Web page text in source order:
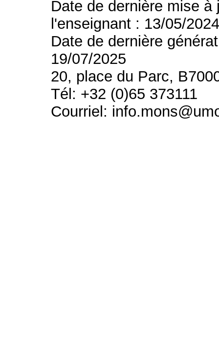
Date de dernière mise
l'enseignant : 13/05/
Date de dernière
19/07/2025
20, place du Parc,
Tél: +32 (0)65 373111
Courriel: